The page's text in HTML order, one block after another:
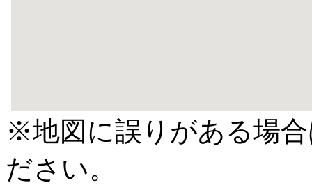
※地図に誤りがある場
ださい。